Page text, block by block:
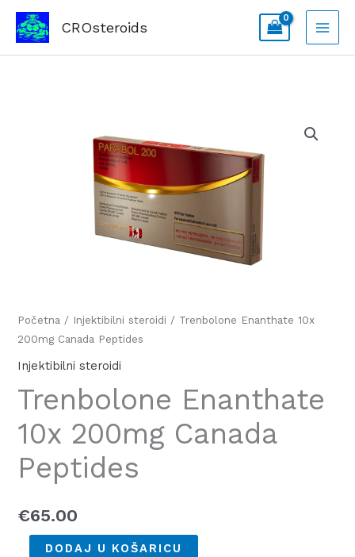
Skip
content
CROsteroids
Početna / Injektibilni steroidi / Trenbolone Enanthate 10x
200mg Canada Peptides
Injektibilni steroidi
Trenbolone Enanthate
10x 200mg Canada
Peptides
€65.00
DODAJ U KOŠARICU